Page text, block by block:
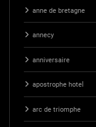
anne de bretagne
annecy
anniversaire
apostrophe hotel
arc de triomphe